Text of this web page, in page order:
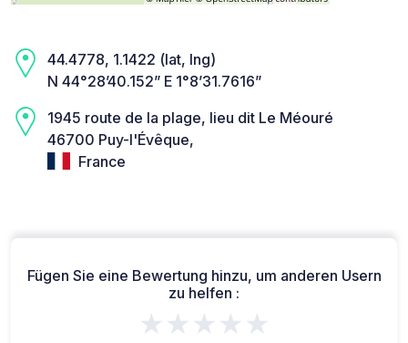
44.4778, 1.1422 (lat, lng)
N 44°28’40.152” E 1°8’31.7616”
1945 route de la plage, lieu dit Le Méouré
46700 Puy-l'Évêque,
France
Fügen Sie eine Bewertung hinzu, um anderen Usern
zu helfen :
★★★★★